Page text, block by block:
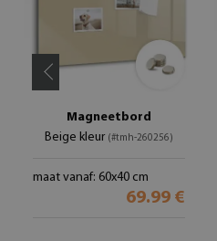
Magneetbord
Beige kleur (#tmh-260256)
maat vanaf: 60x40 cm
69.99 €